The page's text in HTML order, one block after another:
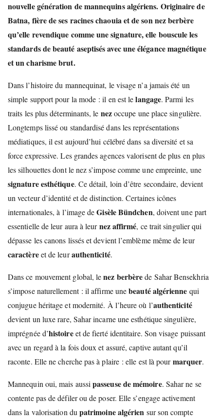
nouvelle génération de mannequins algériens. Originaire de
Batna, fière de ses racineschaouiaet de son nez berbère
qu’elle revendique comme une signature, elle bouscule les
standards de beauté aseptisés avec une élégance magnétique
et un charisme brut.
Dans l’histoire du mannequinat, le visage n’a jamais été un
simple support pour la mode : il en est lelangage. Parmi les
traits les plus déterminants, le nezoccupe une place singulière.
Longtemps lissé ou standardisé dans les représentations
médiatiques, il est aujourd’hui célébré dans sa diversité et sa
force expressive. Les grandes agences valorisent de plus en plus
les silhouettes dont le nez s’impose comme une empreinte, une
signature esthétique. Ce détail, loin d’être secondaire, devient
un vecteur d’identité et de distinction. Certaines icônes
internationales, à l’image deGisèle Bündchen, doivent une part
essentielle de leur aura à leurnez affirmé, ce trait singulier qui
dépasse les canons lissés et devient l’emblème même de leur
caractèreet de leurauthenticité.
Dans ce mouvement global, lenez berbèrede Sahar Bensekhria
s’impose naturellement : il affirme unebeauté algérienne qui
conjugue héritage et modernité. À l’heure où l’authenticité
devient un luxe rare, Sahar incarne une esthétique singulière,
imprégnée d’histoireet de fierté identitaire. Son visage puissant
avec un regard à la fois doux et assuré, captive autant qu’il
raconte. Elle ne cherche pas à plaire : elle est là pourmarquer.
Mannequin oui, mais aussipasseuse de mémoire. Sahar ne se
contente pas de défiler ou de poser. Elle s’engage activement
dans la valorisation du patrimoine algérien sur son compte